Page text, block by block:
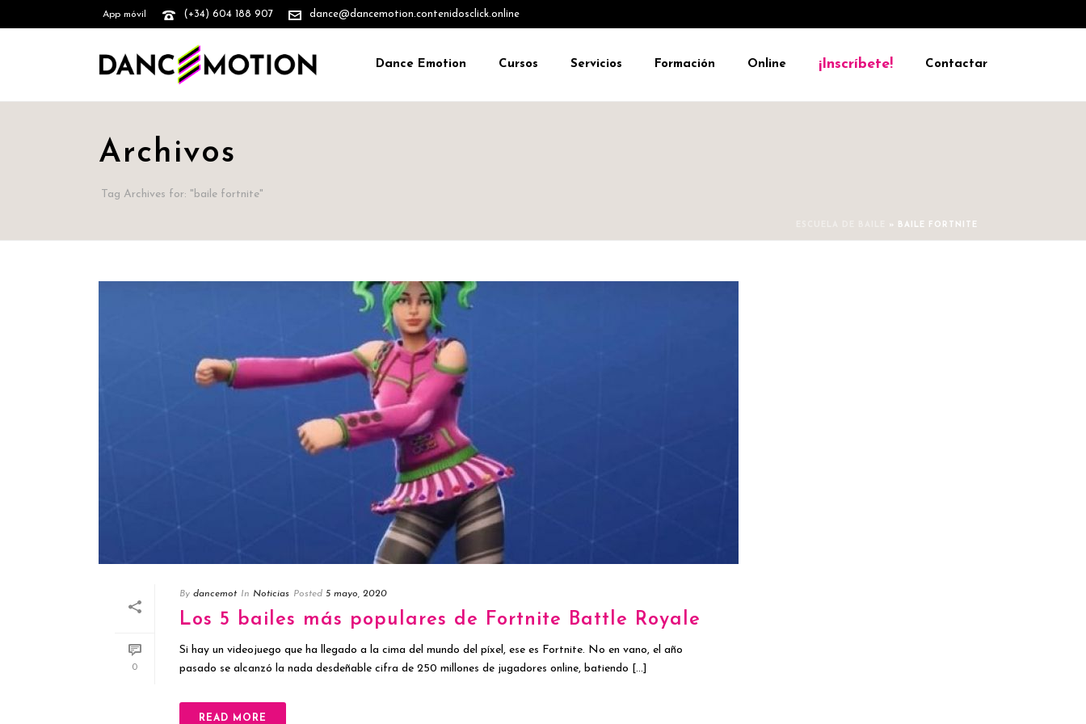
App móvil (+34) 604 188 907 dance@dancemotion.contenidosclick.online
Dance Emotion Cursos Servicios Formación Online ¡Inscríbete! Contactar
Archivos
Tag Archives for: "baile fortnite"
» BAILE FORTNITE
0
By dancemot In Noticias Posted 5 mayo, 2020
Los 5 bailes más populares de Fortnite Battle Royale
Si hay un videojuego que ha llegado a la cima del mundo del píxel, ese es Fortnite. No en vano, el año
pasado se alcanzó la nada desdeñable cifra de 250 millones de jugadores online, batiendo [...]
READ MORE